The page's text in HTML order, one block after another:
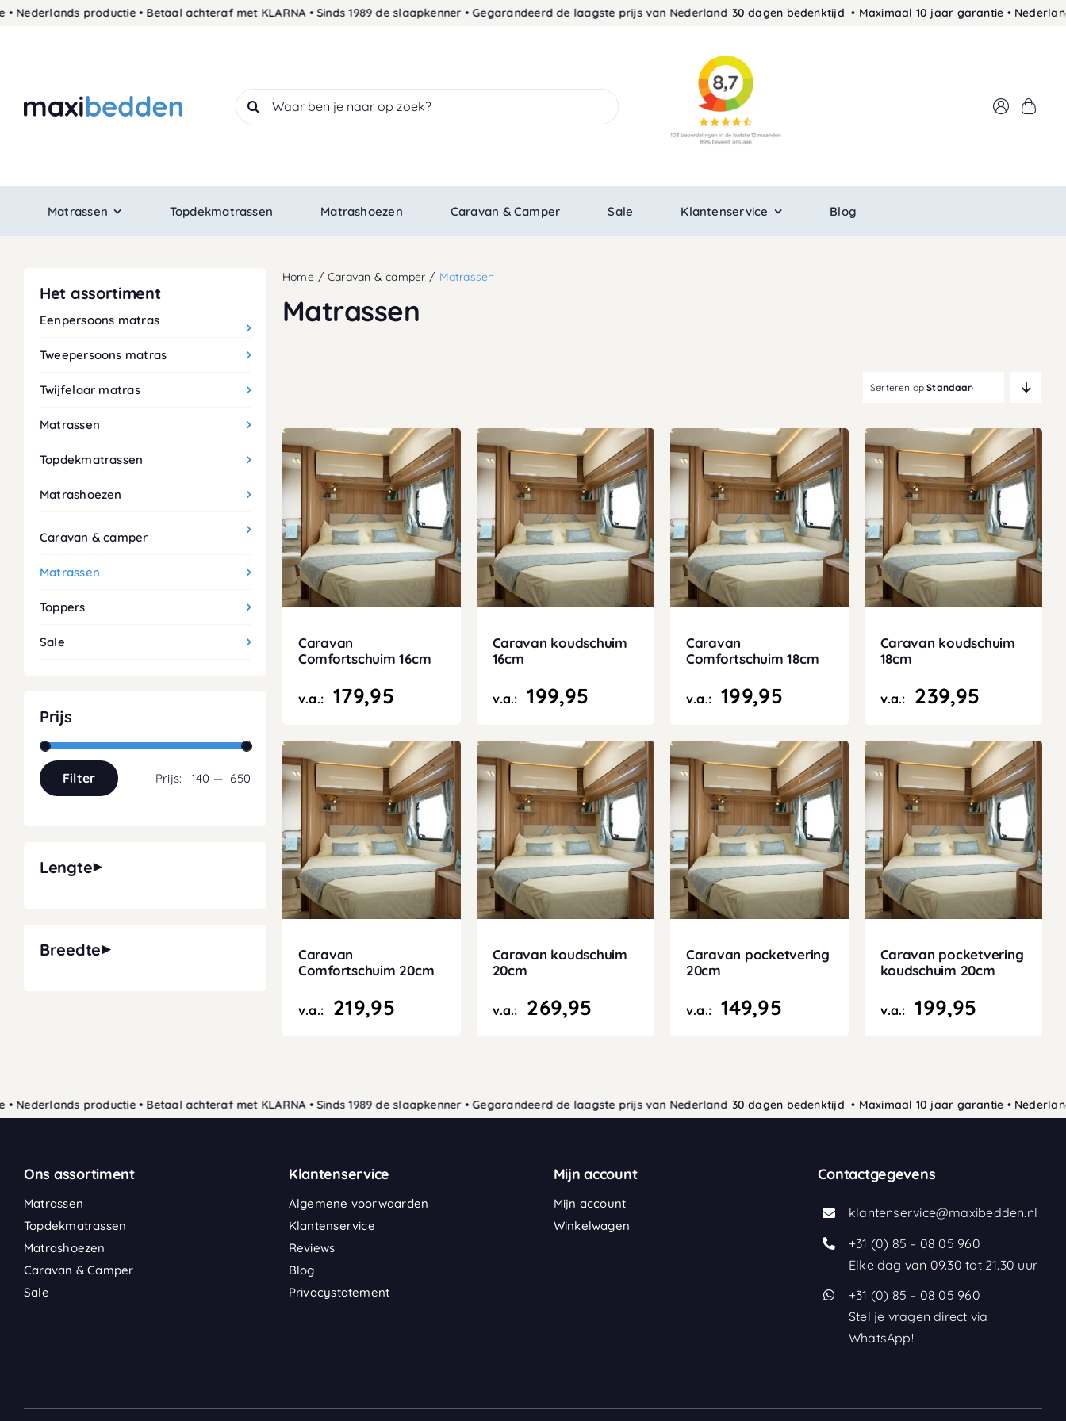
Skip
productie • Betaal achteraf met KLARNA • Sinds 1989 de slaapkenner • Gegarandeerd de laagste prijs van Nederland 30 dagen bedenktijd • Maximaal 10 jaar garantie • Nederlands
for:
Matrassen Topdekmatrassen Matrashoezen Caravan & Camper Sale Klantenservice Blog
Het assortiment
Eenpersoons matras
Tweepersoons matras
Twijfelaar matras
Matrassen
Topdekmatrassen
Matrashoezen
Caravan & camper
Matrassen
Toppers
Sale
Prijs
Min.
Max.Filter Prijs: 140 — 650
Lengte
Breedte
Home Caravan & camper Matrassen
Matrassen
Sorteren opStandaardvolgorde
Caravan
Comfortschuim 16cm
v.a.: 179,95
Caravan koudschuim
16cm
v.a.: 199,95
Caravan
Comfortschuim 18cm
v.a.: 199,95
Caravan koudschuim
18cm
v.a.: 239,95
Caravan
Comfortschuim 20cm
v.a.: 219,95
Caravan koudschuim
20cm
v.a.: 269,95
Caravan pocketvering
20cm
v.a.: 149,95
Caravan pocketvering
koudschuim 20cm
v.a.: 199,95
productie • Betaal achteraf met KLARNA • Sinds 1989 de slaapkenner • Gegarandeerd de laagste prijs van Nederland 30 dagen bedenktijd • Maximaal 10 jaar garantie • Nederlands
Ons assortiment
Matrassen
Topdekmatrassen
Matrashoezen
Caravan & Camper
Sale
Klantenservice
Algemene voorwaarden
Klantenservice
Reviews
Blog
Privacystatement
Mijn account
Mijn account
Winkelwagen
Contactgegevens
klantenservice@maxibedden.nl
+31 (0) 85 – 08 05 960
Elke dag van 09.30 tot 21.30 uur
+31 (0) 85 – 08 05 960
Stel je vragen direct via
WhatsApp!